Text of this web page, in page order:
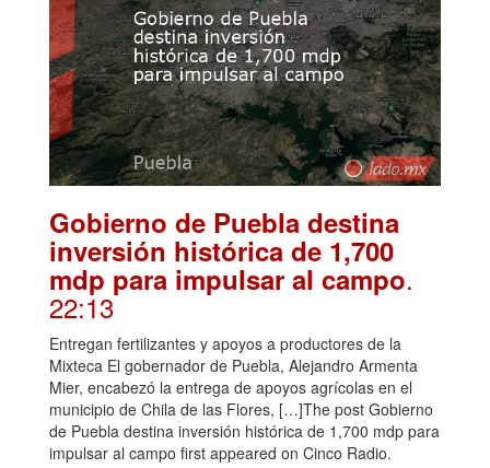
Gobierno de Puebla destina
inversión histórica de 1,700
mdp para impulsar al campo.
22:13
Entregan fertilizantes y apoyos a productores de la
Mixteca El gobernador de Puebla, Alejandro Armenta
Mier, encabezó la entrega de apoyos agrícolas en el
municipio de Chila de las Flores, […]The post Gobierno
de Puebla destina inversión histórica de 1,700 mdp para
impulsar al campo first appeared on Cinco Radio.